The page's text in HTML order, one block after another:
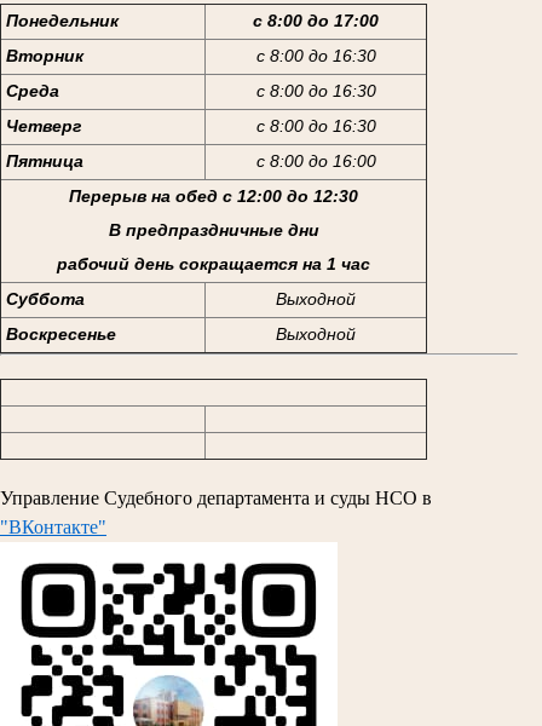
Понедельник
с 8:00 до 17:00
Вторник
с 8:00 до 16:30
Среда
с 8:00 до 16:30
Четверг
с 8:00 до 16:30
Пятница
с 8:00 до 16:00
Перерыв на обед с 12:00 до 12:30
В предпраздничные дни
рабочий день сокращается на 1 час
Суббота
Выходной
Воскресенье
Выходной
Управление Судебного департамента и суды НСО в
"ВКонтакте"